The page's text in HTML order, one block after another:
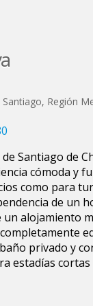
Santiago, Región
Santiago de
cómoda y
como para
de un
un alojamiento
privado y
estadías